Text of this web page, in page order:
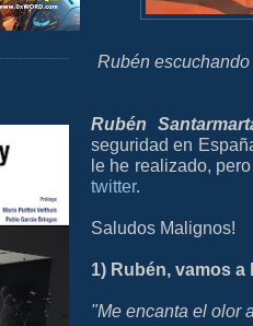
Rubén
Rubén
seguridad en
le he realizado,
twitter.
Saludos Malignos!
1) Rubén, vamos
"Me encanta el olor